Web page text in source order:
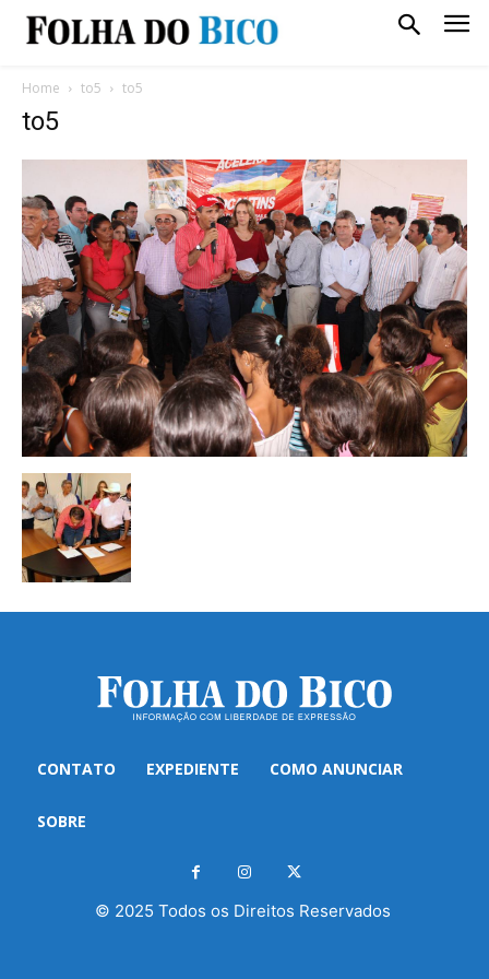
Home to5 to5
to5
CONTATO EXPEDIENTE COMO ANUNCIAR
SOBRE
© 2025 Todos os Direitos Reservados